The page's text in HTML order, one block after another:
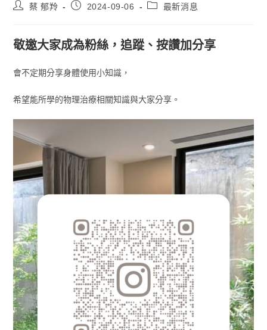
蔡 郁羚 2024-09-06 最新消息
敬邀大家成為粉絲，追蹤、按讚加分享
會不定期分享身體使用小知識，
希望能所學的物理治療相關知識與大家分享。